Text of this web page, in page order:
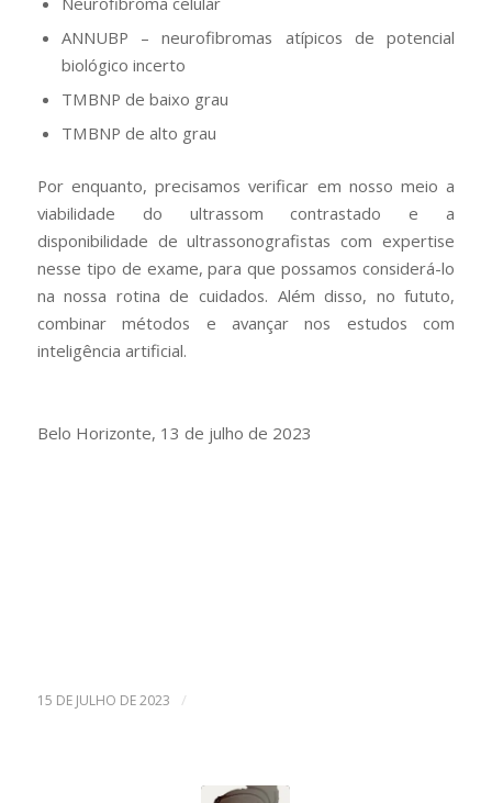
ANNUBP – neurofibromas atípicos de potencial
biológico incerto
TMBNP de baixo grau
TMBNP de alto grau
Por enquanto, precisamos verificar em nosso meio a
viabilidade do ultrassom contrastado e a
disponibilidade de ultrassonografistas com expertise
nesse tipo de exame, para que possamos considerá-lo
na nossa rotina de cuidados. Além disso, no fututo,
combinar métodos e avançar nos estudos com
inteligência artificial.
Belo Horizonte, 13 de julho de 2023
15 DE JULHO DE 2023 /